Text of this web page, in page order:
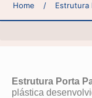
Home / Estrutura
Estrutura Porta
plástica